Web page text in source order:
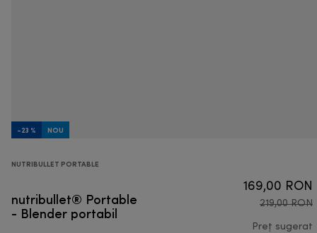
-23 % NOU
NUTRIBULLET PORTABLE
nutribullet® Portable
- Blender portabil
169,00 RON
219,00 RON
Preț sugerat